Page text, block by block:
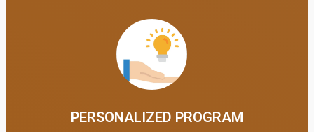
PERSONALIZED PROGRAM​